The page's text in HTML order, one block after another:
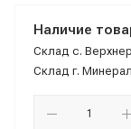
Наличие
Склад с.
Склад г.